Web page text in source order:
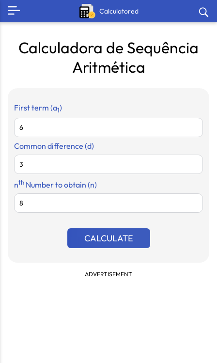
Calculatored
Calculadora de Sequência
Aritmética
First term (a1)
Common difference (d)
nth Number to obtain (n)
CALCULATE
ADVERTISEMENT